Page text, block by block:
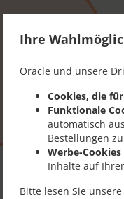
Ihre
Oracle und unsere
Cookies, die
Funktionale
automatisch
Bestellungen
Werbe-Cookies
Inhalte auf
Bitte lesen Sie unsere